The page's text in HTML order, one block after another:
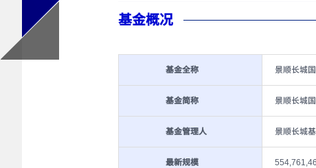
基金概况
基金全称 景顺长城
基金简称 景顺长城
基金管理人 景顺长城
最新规模